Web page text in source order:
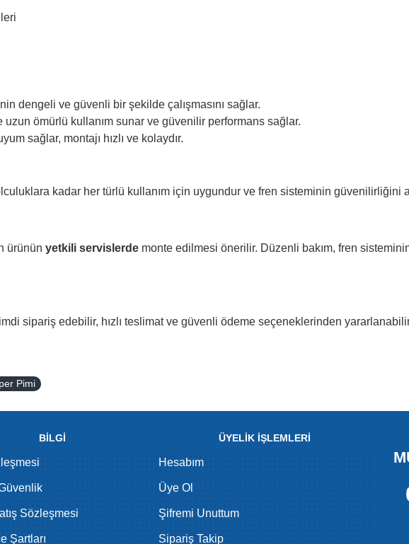
dengeli ve güvenli bir şekilde çalışmasını sağlar.
uzun ömürlü kullanım sunar ve güvenilir performans sağlar.
sağlar, montajı hızlı ve kolaydır.
kadar her türlü kullanım için uygundur ve fren sisteminin güvenilirliğini
ürünün yetkili servislerde monte edilmesi önerilir. Düzenli bakım, fren
sipariş edebilir, hızlı teslimat ve güvenli ödeme seçeneklerinden
Pimi
BİLGİ
Sözleşmesi
Şartları
ÜYELİK İŞLEMLERİ
Hesabım
Üye Ol
Şifremi Unuttum
Sipariş Takip